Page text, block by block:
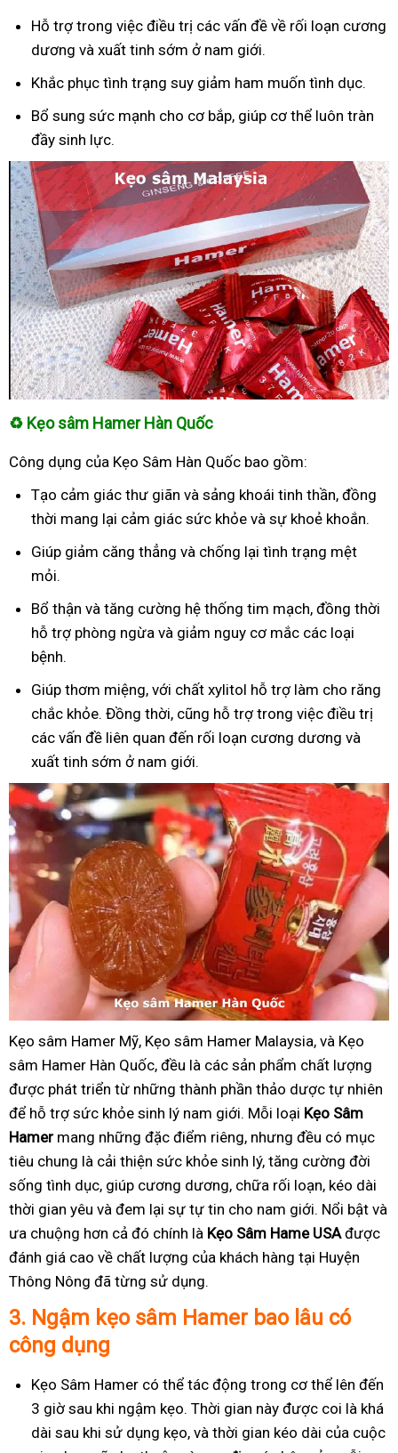
Hỗ trợ trong việc điều trị các vấn đề về rối loạn cương
dương và xuất tinh sớm ở nam giới.
Khắc phục tình trạng suy giảm ham muốn tình dục.
Bổ sung sức mạnh cho cơ bắp, giúp cơ thể luôn tràn
đầy sinh lực.
♻ Kẹo sâm Hamer Hàn Quốc
Công dụng của Kẹo Sâm Hàn Quốc bao gồm:
Tạo cảm giác thư giãn và sảng khoái tinh thần, đồng
thời mang lại cảm giác sức khỏe và sự khoẻ khoắn.
Giúp giảm căng thẳng và chống lại tình trạng mệt
mỏi.
Bổ thận và tăng cường hệ thống tim mạch, đồng thời
hỗ trợ phòng ngừa và giảm nguy cơ mắc các loại
bệnh.
Giúp thơm miệng, với chất xylitol hỗ trợ làm cho răng
chắc khỏe. Đồng thời, cũng hỗ trợ trong việc điều trị
các vấn đề liên quan đến rối loạn cương dương và
xuất tinh sớm ở nam giới.
Kẹo sâm Hamer Mỹ, Kẹo sâm Hamer Malaysia, và Kẹo
sâm Hamer Hàn Quốc, đều là các sản phẩm chất lượng
được phát triển từ những thành phần thảo dược tự nhiên
để hỗ trợ sức khỏe sinh lý nam giới. Mỗi loại Kẹo Sâm
Hamer mang những đặc điểm riêng, nhưng đều có mục
tiêu chung là cải thiện sức khỏe sinh lý, tăng cường đời
sống tình dục, giúp cương dương, chữa rối loạn, kéo dài
thời gian yêu và đem lại sự tự tin cho nam giới. Nổi bật và
ưa chuộng hơn cả đó chính là Kẹo Sâm Hame USAđược
đánh giá cao về chất lượng của khách hàng tại Huyện
Thông Nông đã từng sử dụng.
3. Ngậm kẹo sâm Hamer bao lâu có
công dụng
Kẹo Sâm Hamer có thể tác động trong cơ thể lên đến
3 giờ sau khi ngậm kẹo. Thời gian này được coi là khá
dài sau khi sử dụng kẹo, và thời gian kéo dài của cuộc